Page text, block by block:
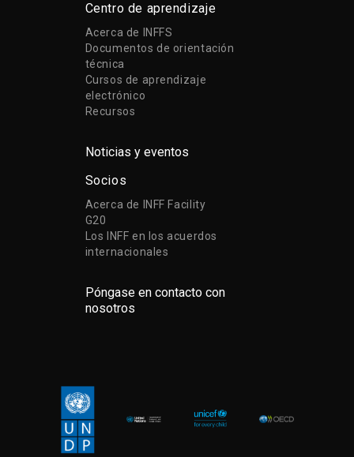
Centro de aprendizaje
Acerca de INFFS
Documentos de orientación
técnica
Cursos de aprendizaje
electrónico
Recursos
Noticias y eventos
Socios
Acerca de INFF Facility
G20
Los INFF en los acuerdos
internacionales
Póngase en contacto con
nosotros